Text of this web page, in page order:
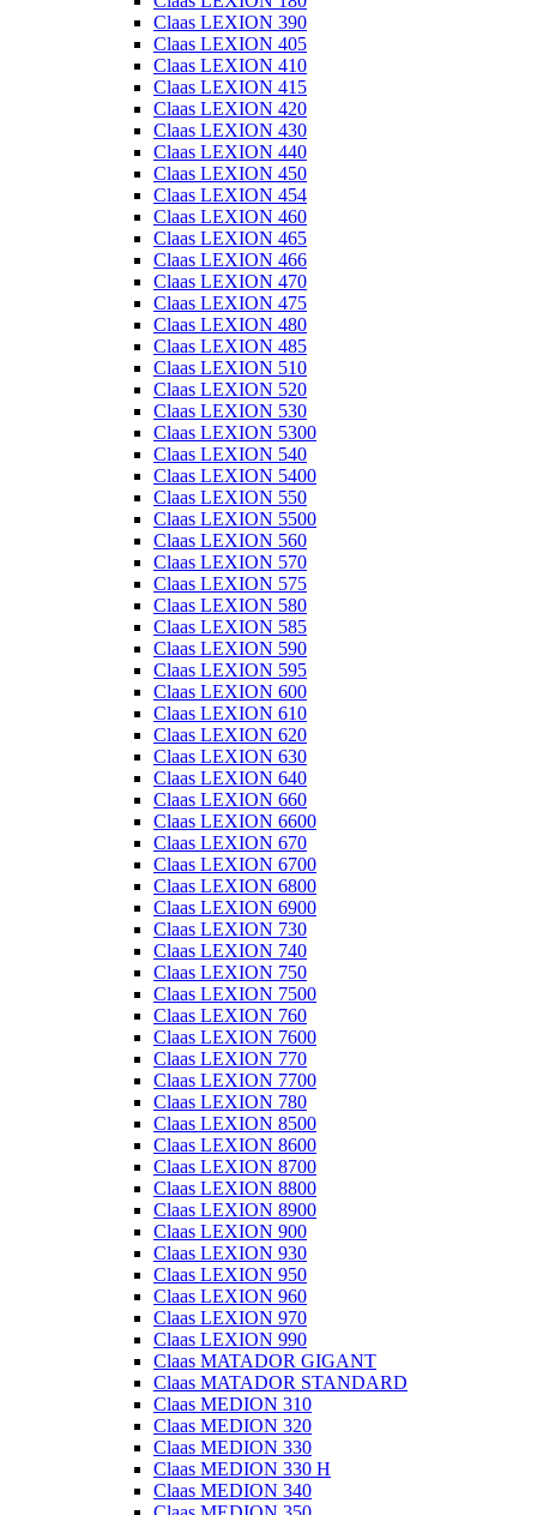
Claas LEXION 390
Claas LEXION 405
Claas LEXION 410
Claas LEXION 415
Claas LEXION 420
Claas LEXION 430
Claas LEXION 440
Claas LEXION 450
Claas LEXION 454
Claas LEXION 460
Claas LEXION 465
Claas LEXION 466
Claas LEXION 470
Claas LEXION 475
Claas LEXION 480
Claas LEXION 485
Claas LEXION 510
Claas LEXION 520
Claas LEXION 530
Claas LEXION 5300
Claas LEXION 540
Claas LEXION 5400
Claas LEXION 550
Claas LEXION 5500
Claas LEXION 560
Claas LEXION 570
Claas LEXION 575
Claas LEXION 580
Claas LEXION 585
Claas LEXION 590
Claas LEXION 595
Claas LEXION 600
Claas LEXION 610
Claas LEXION 620
Claas LEXION 630
Claas LEXION 640
Claas LEXION 660
Claas LEXION 6600
Claas LEXION 670
Claas LEXION 6700
Claas LEXION 6800
Claas LEXION 6900
Claas LEXION 730
Claas LEXION 740
Claas LEXION 750
Claas LEXION 7500
Claas LEXION 760
Claas LEXION 7600
Claas LEXION 770
Claas LEXION 7700
Claas LEXION 780
Claas LEXION 8500
Claas LEXION 8600
Claas LEXION 8700
Claas LEXION 8800
Claas LEXION 8900
Claas LEXION 900
Claas LEXION 930
Claas LEXION 950
Claas LEXION 960
Claas LEXION 970
Claas LEXION 990
Claas MATADOR GIGANT
Claas MATADOR STANDARD
Claas MEDION 310
Claas MEDION 320
Claas MEDION 330
Claas MEDION 330 H
Claas MEDION 340